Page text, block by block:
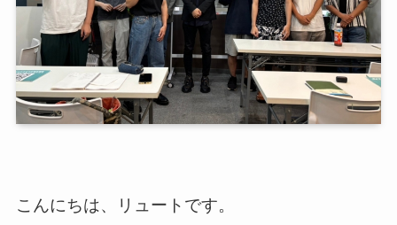
こんにちは、リュートです。